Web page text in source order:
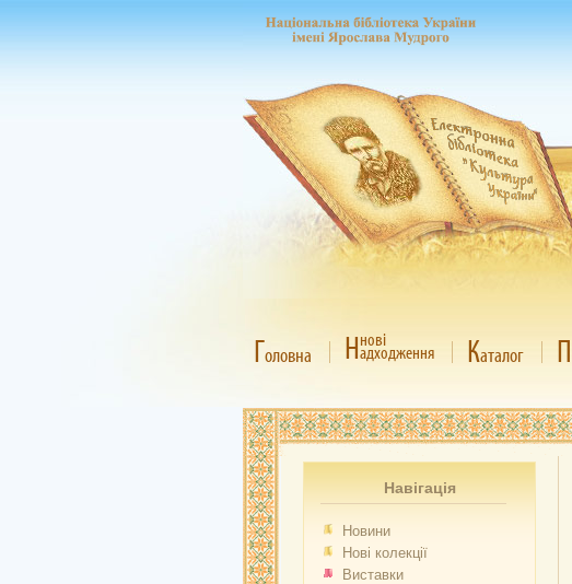
Головна Ннові
адходження Каталог П
Навігація
Новини
Нові колекції
Виставки